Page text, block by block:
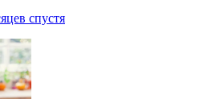
спустя